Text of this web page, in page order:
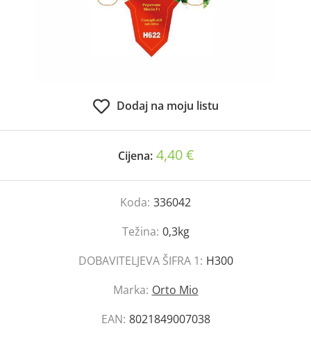
Dodaj na moju listu
Cijena: 4,40 €
Koda: 336042
Težina: 0,3kg
DOBAVITELJEVA ŠIFRA 1: H300
Marka: Orto Mio
EAN: 8021849007038